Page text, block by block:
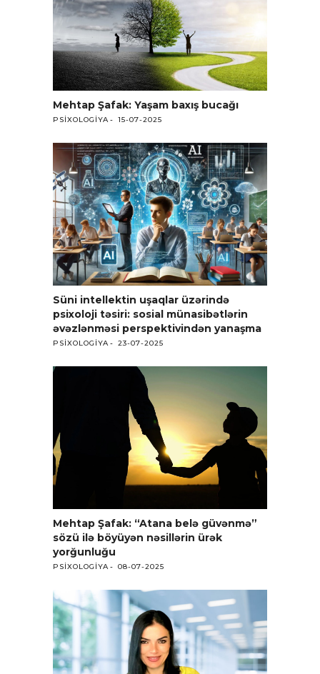
Mehtap Şafak: Yaşam baxış bucağı
PSIXOLOGIYA 15-07-2025
Süni intellektin uşaqlar üzərində
psixoloji təsiri: sosial münasibətlərin
əvəzlənməsi perspektivindən yanaşma
PSIXOLOGIYA 23-07-2025
Mehtap Şafak: “Atana belə güvənmə”
sözü ilə böyüyən nəsillərin ürək
yorğunluğu
PSIXOLOGIYA 08-07-2025